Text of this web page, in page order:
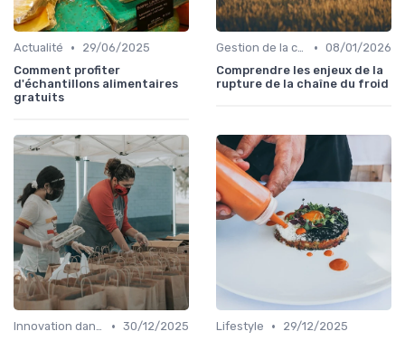
Actualité •
29/06/2025
Comment profiter
d'échantillons alimentaires
gratuits
Gestion de la chaîne • 08/01/2026
Comprendre les enjeux de la
rupture de la chaîne du froid
Innovation dans la food • 30/12/2025
Lifestyle •
29/12/2025